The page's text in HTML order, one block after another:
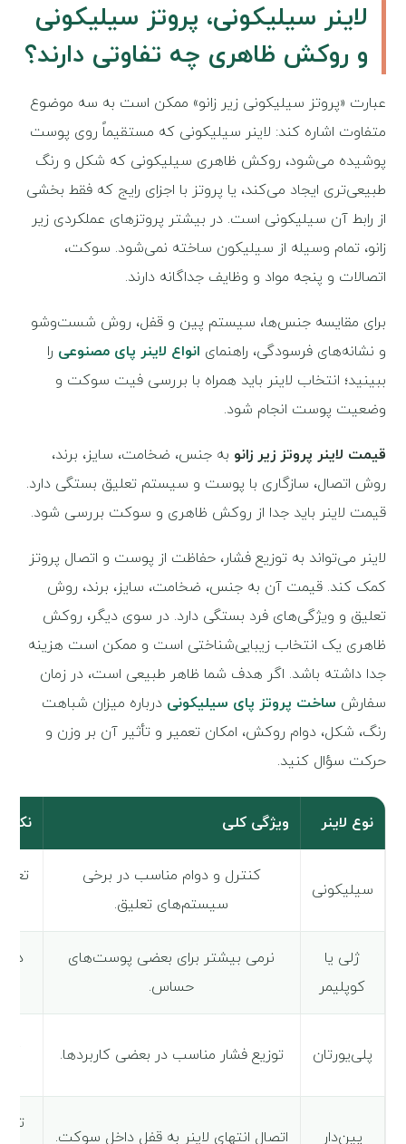
لاینر سیلیکونی، پروتز سیلیکونی
و روکش ظاهری چه تفاوتی دارند؟
عبارت «پروتز سیلیکونی زیر زانو» ممکن است به سه موضوع
متفاوت اشاره کند: لاینر سیلیکونی که مستقیماً روی پوست
پوشیده می‌شود، روکش ظاهری سیلیکونی که شکل و رنگ
طبیعی‌تری ایجاد می‌کند، یا پروتز با اجزای رایج که فقط بخشی
از رابط آن سیلیکونی است. در بیشتر پروتزهای عملکردی زیر
زانو، تمام وسیله از سیلیکون ساخته نمی‌شود. سوکت،
اتصالات و پنجه مواد و وظایف جداگانه دارند.
برای مقایسه جنس‌ها، سیستم پین و قفل، روش شست‌وشو
و نشانه‌های فرسودگی، راهنمای انواع لاینر پای مصنوعی را
ببینید؛ انتخاب لاینر باید همراه با بررسی فیت سوکت و
وضعیت پوست انجام شود.
قیمت لاینر پروتز زیر زانو به جنس، ضخامت، سایز، برند،
روش اتصال، سازگاری با پوست و سیستم تعلیق بستگی دارد.
قیمت لاینر باید جدا از روکش ظاهری و سوکت بررسی شود.
لاینر می‌تواند به توزیع فشار، حفاظت از پوست و اتصال پروتز
کمک کند. قیمت آن به جنس، ضخامت، سایز، برند، روش
تعلیق و ویژگی‌های فرد بستگی دارد. در سوی دیگر، روکش
ظاهری یک انتخاب زیبایی‌شناختی است و ممکن است هزینه
جدا داشته باشد. اگر هدف شما ظاهر طبیعی است، در زمان
سفارش ساخت پروتز پای سیلیکونی درباره میزان شباهت
رنگ، شکل، دوام روکش، امکان تعمیر و تأثیر آن بر وزن و
حرکت سؤال کنید.
نوع لاینر ویژگی کلی
سیلیکونی
کنترل و دوام مناسب در برخی
سیستم‌های تعلیق.
ژلی یا
کوپلیمر
نرمی بیشتر برای بعضی پوست‌های
حساس.
پلی‌یورتان توزیع فشار مناسب در بعضی کاربردها.
پین‌دار اتصال انتهای لاینر به قفل داخل سوکت.